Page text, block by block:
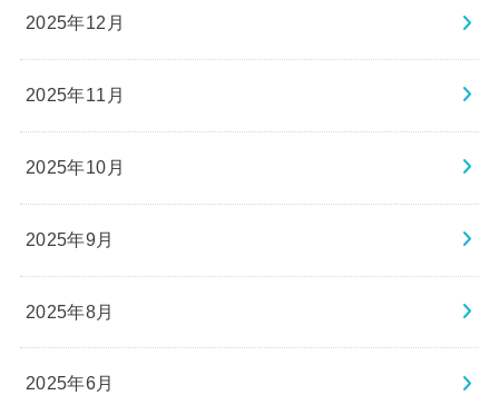
2025年12月
2025年11月
2025年10月
2025年9月
2025年8月
2025年6月